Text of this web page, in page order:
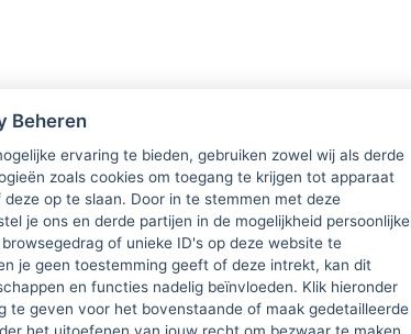
Beheren
ervaring te bieden, gebruiken zowel wij als derde
zoals cookies om toegang te krijgen tot apparaat
op te slaan. Door in te stemmen met deze
je ons en derde partijen in de mogelijkheid persoonlijke
of unieke ID's op deze website te
je geen toestemming geeft of deze intrekt, kan dit
en functies nadelig beïnvloeden. Klik hieronder
te geven voor het bovenstaande of maak gedetailleerde